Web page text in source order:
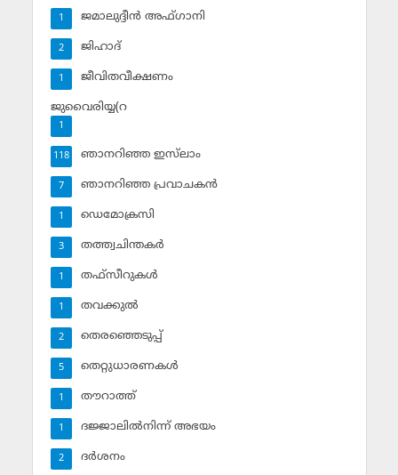
ജമാലുദ്ദീന്‍ അഫ്ഗാനി
1
ജിഹാദ്‌
2
ജീവിതവീക്ഷണം
1
ജുവൈരിയ്യ(റ
1
ഞാനറിഞ്ഞ ഇസ്‌ലാം
118
ഞാനറിഞ്ഞ പ്രവാചകന്‍
7
ഡെമോക്രസി
1
തത്ത്വചിന്തകര്‍
3
തഫ്‌സീറുകള്‍
1
തവക്കുല്‍
1
തെരഞ്ഞെടുപ്പ്
2
തെറ്റുധാരണകള്‍
5
തൗറാത്ത്
1
ദജ്ജാലില്‍നിന്ന് അഭയം
1
ദര്‍ശനം
2